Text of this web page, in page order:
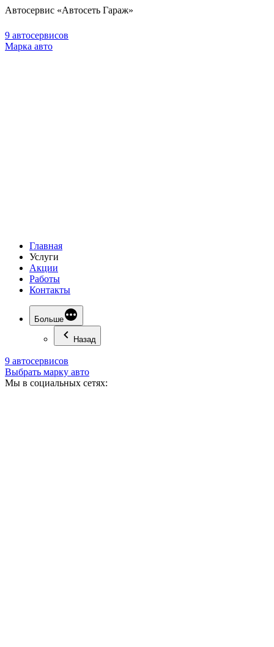
Автосервис «Автосеть Гараж»
9 автосервисов
Марка авто
Главная
Услуги
Акции
Работы
Контакты
Больше
Назад
9 автосервисов
Выбрать марку авто
Мы в социальных сетях: